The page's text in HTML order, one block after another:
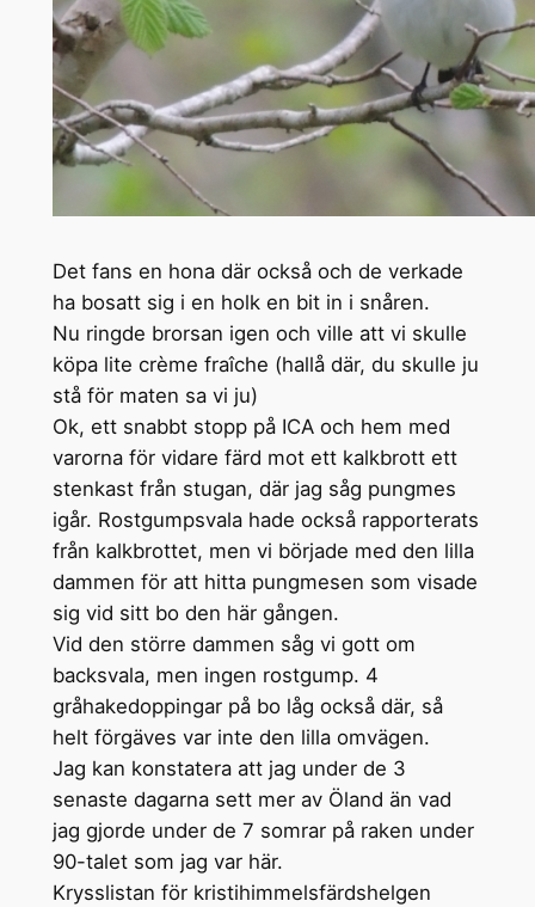
Det fans en hona där också och de verkade
ha bosatt sig i en holk en bit in i snåren.
Nu ringde brorsan igen och ville att vi skulle
köpa lite crème fraîche (hallå där, du skulle ju
stå för maten sa vi ju)
Ok, ett snabbt stopp på ICA och hem med
varorna för vidare färd mot ett kalkbrott ett
stenkast från stugan, där jag såg pungmes
igår. Rostgumpsvala hade också rapporterats
från kalkbrottet, men vi började med den lilla
dammen för att hitta pungmesen som visade
sig vid sitt bo den här gången.
Vid den större dammen såg vi gott om
backsvala, men ingen rostgump. 4
gråhakedoppingar på bo låg också där, så
helt förgäves var inte den lilla omvägen.
Jag kan konstatera att jag under de 3
senaste dagarna sett mer av Öland än vad
jag gjorde under de 7 somrar på raken under
90-talet som jag var här.
Krysslistan för kristihimmelsfärdshelgen